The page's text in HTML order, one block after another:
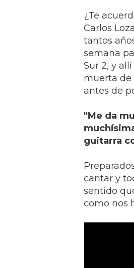
¿Te
Carlos
tantos
semana
Sur 2, y
muerta de
antes de
"Me da
guitarra
cantar y
sentido
como nos